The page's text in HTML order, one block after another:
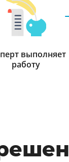
выполняет
работу